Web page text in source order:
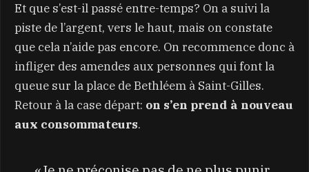
Et que s’est-il passé entre-temps? On a suivi la
piste de l’argent, vers le haut, mais on constate
que cela n’aide pas encore. On recommence donc à
infliger des amendes aux personnes qui font la
queue sur la place de Bethléem à Saint-Gilles.
Retour à la case départ: on s’en prend à nouveau
aux consommateurs.